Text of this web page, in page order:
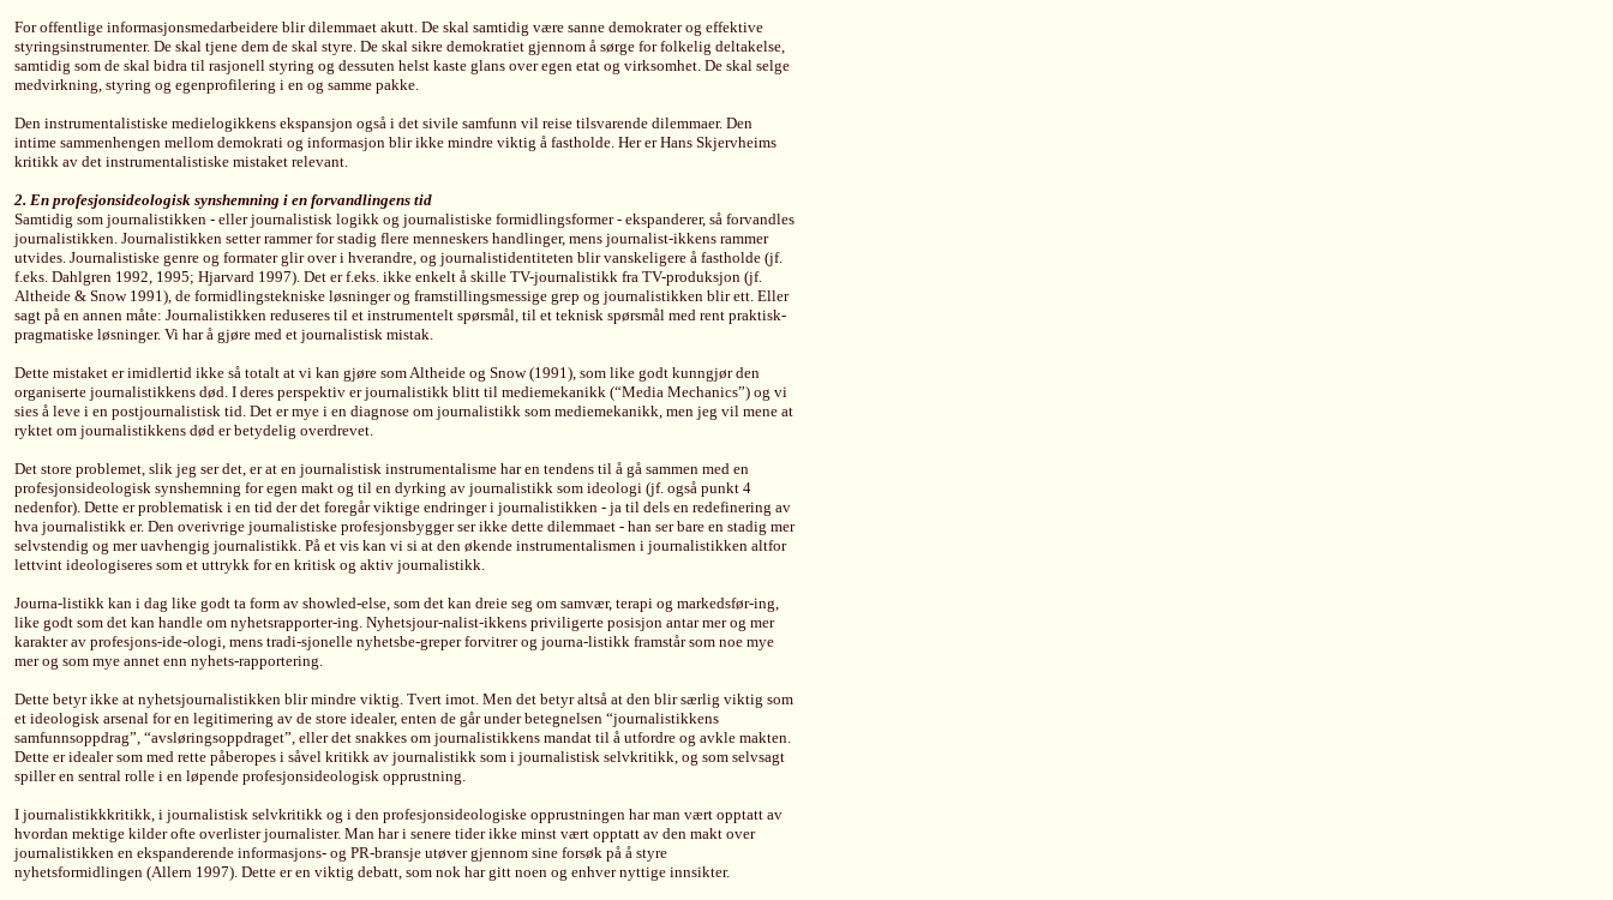
For offentlige informasjonsmedarbeidere blir dilemmaet akutt. De skal samtidig være sanne demokrater og effektive
styringsinstrumenter. De skal tjene dem de skal styre. De skal sikre demokratiet gjennom å sørge for folkelig deltakelse,
samtidig som de skal bidra til rasjonell styring og dessuten helst kaste glans over egen etat og virksomhet. De skal selge
medvirkning, styring og egenprofilering i en og samme pakke.
Den instrumentalistiske medielogikkens ekspansjon også i det sivile samfunn vil reise tilsvarende dilemmaer. Den
intime sammenhengen mellom demokrati og informasjon blir ikke mindre viktig å fastholde. Her er Hans Skjervheims
kritikk av det instrumentalistiske mistaket relevant.
2. En profesjonsideologisk synshemning i en forvandlingens tid
Samtidig som journalistikken - eller journalistisk logikk og journalistiske formidlingsformer - ekspanderer, så forvandles
journalistikken. Journalistikken setter rammer for stadig flere menneskers handlinger, mens journalist-ikkens rammer
utvides. Journalistiske genre og formater glir over i hverandre, og journalistidentiteten blir vanskeligere å fastholde (jf.
f.eks. Dahlgren 1992, 1995; Hjarvard 1997). Det er f.eks. ikke enkelt å skille TV-journalistikk fra TV-produksjon (jf.
Altheide & Snow 1991), de formidlingstekniske løsninger og framstillingsmessige grep og journalistikken blir ett. Eller
sagt på en annen måte: Journalistikken reduseres til et instrumentelt spørsmål, til et teknisk spørsmål med rent praktisk-
pragmatiske løsninger. Vi har å gjøre med et journalistisk mistak.
Dette mistaket er imidlertid ikke så totalt at vi kan gjøre som Altheide og Snow (1991), som like godt kunngjør den
organiserte journalistikkens død. I deres perspektiv er journalistikk blitt til mediemekanikk (“Media Mechanics”) og vi
sies å leve i en postjournalistisk tid. Det er mye i en diagnose om journalistikk som mediemekanikk, men jeg vil mene at
ryktet om journalistikkens død er betydelig overdrevet.
Det store problemet, slik jeg ser det, er at en journalistisk instrumentalisme har en tendens til å gå sammen med en
profesjonsideologisk synshemning for egen makt og til en dyrking av journalistikk som ideologi (jf. også punkt 4
nedenfor). Dette er problematisk i en tid der det foregår viktige endringer i journalistikken - ja til dels en redefinering av
hva journalistikk er. Den overivrige journalistiske profesjonsbygger ser ikke dette dilemmaet - han ser bare en stadig mer
selvstendig og mer uavhengig journalistikk. På et vis kan vi si at den økende instrumentalismen i journalistikken altfor
lettvint ideologiseres som et uttrykk for en kritisk og aktiv journalistikk.
Journa-listikk kan i dag like godt ta form av showled-else, som det kan dreie seg om samvær, terapi og markedsfør-ing,
like godt som det kan handle om nyhetsrapporter-ing. Nyhetsjour-nalist-ikkens priviligerte posisjon antar mer og mer
karakter av profesjons-ide-ologi, mens tradi-sjonelle nyhetsbe-greper forvitrer og journa-listikk framstår som noe mye
mer og som mye annet enn nyhets-rapportering.
Dette betyr ikke at nyhetsjournalistikken blir mindre viktig. Tvert imot. Men det betyr altså at den blir særlig viktig som
et ideologisk arsenal for en legitimering av de store idealer, enten de går under betegnelsen “journalistikkens
samfunnsoppdrag”, “avsløringsoppdraget”, eller det snakkes om journalistikkens mandat til å utfordre og avkle makten.
Dette er idealer som med rette påberopes i såvel kritikk av journalistikk som i journalistisk selvkritikk, og som selvsagt
spiller en sentral rolle i en løpende profesjonsideologisk opprustning.
I journalistikkkritikk, i journalistisk selvkritikk og i den profesjonsideologiske opprustningen har man vært opptatt av
hvordan mektige kilder ofte overlister journalister. Man har i senere tider ikke minst vært opptatt av den makt over
journalistikken en ekspanderende informasjons- og PR-bransje utøver gjennom sine forsøk på å styre
nyhetsformidlingen (Allern 1997). Dette er en viktig debatt, som nok har gitt noen og enhver nyttige innsikter.